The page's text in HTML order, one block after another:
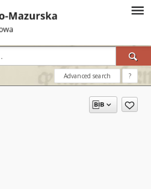
Advanced search ?